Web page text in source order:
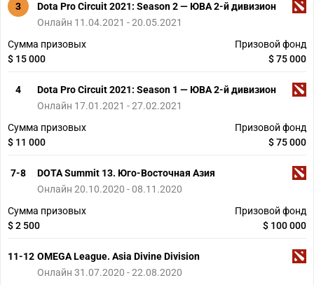
3
Dota Pro Circuit 2021: Season 2 — ЮВА 2-й дивизион
Онлайн 11.04.2021 - 20.05.2021
Сумма призовых
$ 15 000
Призовой фонд
$ 75 000
4
Dota Pro Circuit 2021: Season 1 — ЮВА 2-й дивизион
Онлайн 17.01.2021 - 27.02.2021
Сумма призовых
$ 11 000
Призовой фонд
$ 75 000
7-8
DOTA Summit 13. Юго-Восточная Азия
Онлайн 20.10.2020 - 08.11.2020
Сумма призовых
$ 2 500
Призовой фонд
$ 100 000
11-12 OMEGA League. Asia Divine Division
Онлайн 31.07.2020 - 22.08.2020